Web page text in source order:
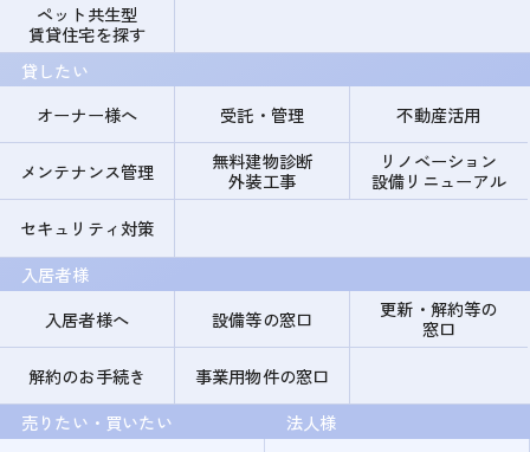
ペット共生型
賃貸住宅を探す
貸したい
オーナー様へ
受託・管理 不動産活用
メンテナンス管理
無料建物診断
外装工事
リノベーション
設備リニューアル
セキュリティ対策
入居者様
入居者様へ
設備等の窓口
更新・解約等の
窓口
解約のお手続き
事業用物件の窓口
売りたい・買いたい
法人様